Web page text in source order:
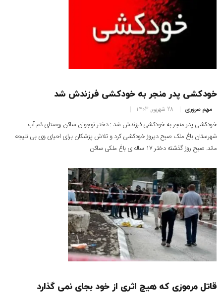
خودکشی پدر منجر به خودکشی فرزندش شد
مریم سروری 28 شهریور, 1403
خودکشی پدر منجر به خودکشی فرزندش شد : دختر نوجوان ساکن روستای دَم آب
شهرستان باغ ملک صبح دیروز خودکشی کرد و تلاش پزشکان برای احیای وی بی نتیجه
ماند‌. صبح روز گذشته دختر ۱۷ ساله ی باغ ملکی ساکن
قاتل مرموزی که هیچ اثری از خود بجای نمی گذارد